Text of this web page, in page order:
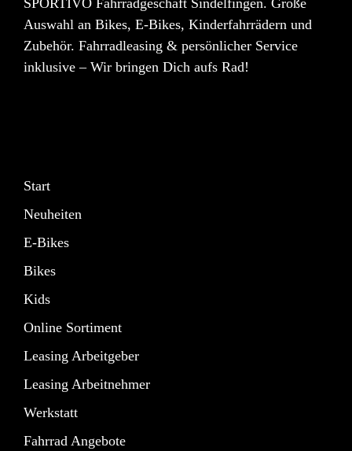
Auswahl an Bikes, E-Bikes, Kinderfahrrädern und
Zubehör. Fahrradleasing & persönlicher Service
inklusive – Wir bringen Dich aufs Rad!
Start
Neuheiten
E-Bikes
Bikes
Kids
Online Sortiment
Leasing Arbeitgeber
Leasing Arbeitnehmer
Werkstatt
Fahrrad Angebote